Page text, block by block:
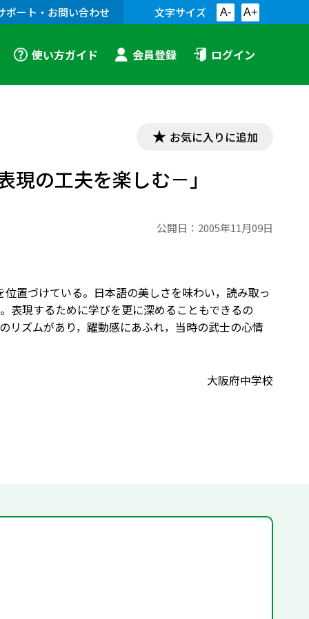
ポート・お問い合わせ 文字サイズ A- A+
使い方ガイド 会員登録 ログイン
お気に入りに追加
の工夫を楽しむ－」
公開日： 2005年11月09日
置づけている。日本語の美しさを味わい，読み取っ
表現するために学びを更に深めることもできるの
リズムがあり，躍動感にあふれ，当時の武士の心情
大阪府中学校